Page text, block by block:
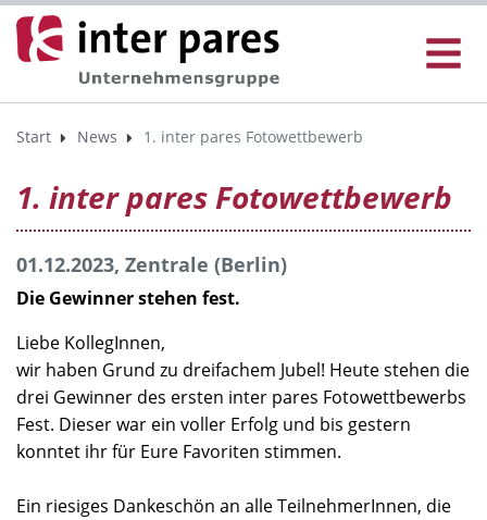
Start News 1. inter pares Fotowettbewerb
1. inter pares Fotowettbewerb
01.12.2023, Zentrale (Berlin)
Die Gewinner stehen fest.
Liebe KollegInnen,
wir haben Grund zu dreifachem Jubel! Heute stehen die
drei Gewinner des ersten inter pares Fotowettbewerbs
Fest. Dieser war ein voller Erfolg und bis gestern
konntet ihr für Eure Favoriten stimmen.
Ein riesiges Dankeschön an alle TeilnehmerInnen, die